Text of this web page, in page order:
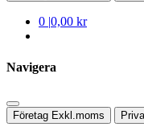
0 |0,00 kr
Navigera
Företag Exkl.moms